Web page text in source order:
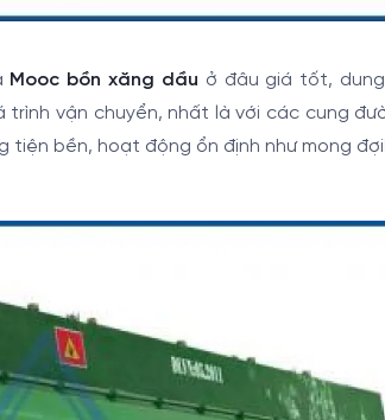
Mooc bồn xăng dầu ở đâu giá tốt,
vận chuyển, nhất là với các cung
tiện bền, hoạt động ổn định như mong